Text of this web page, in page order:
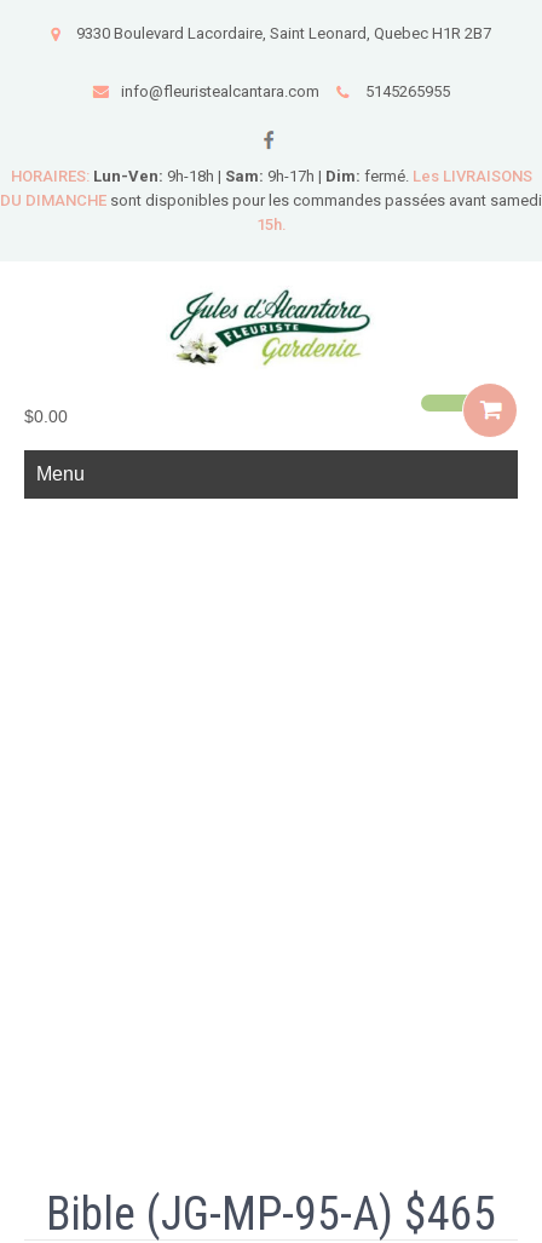
9330 Boulevard Lacordaire, Saint Leonard, Quebec H1R 2B7
info@fleuristealcantara.com 5145265955
HORAIRES: Lun-Ven: 9h-18h | Sam: 9h-17h | Dim: fermé. Les LIVRAISONS
DU DIMANCHE sont disponibles pour les commandes passées avant samedi
15h.
$0.00
Menu
Bible (JG-MP-95-A) $465